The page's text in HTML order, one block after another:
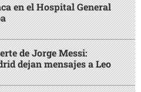
en el Hospital General
de Jorge Messi:
dejan mensajes a Leo